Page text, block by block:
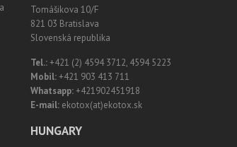
Tomášikova 10/F
821 03 Bratislava
Slovenská republika
Tel.:+421 (2) 4594 3712, 4594 5223
Mobil:+421 903 413 711
Whatsapp:+421902451918
E-mail:ekotox(at)ekotox.sk
HUNGARY